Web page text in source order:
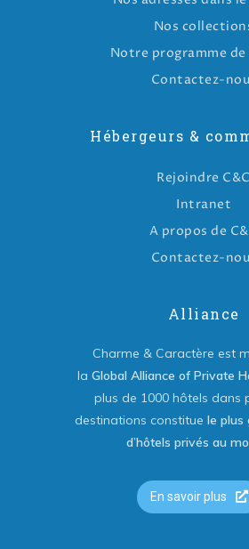
Nos
Notre programme
Contactez-
Hébergeurs &
Rejoindre C&C
Intranet
A propos de
Contactez-
Alliance
Charme & Caractère est
la Global Alliance of Private
plus de 1000 hôtels dans
destinations constitue le plus
d’hôtels privés au
En savoir plus